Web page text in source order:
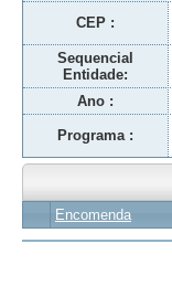
CEP :
Sequencial
Entidade:
Ano :
Programa :
Encomenda